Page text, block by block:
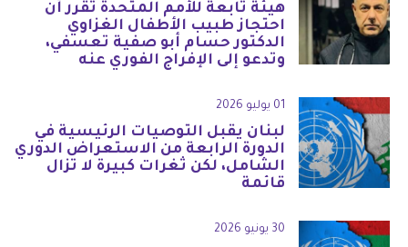
هيئة تابعة للأمم المتحدة تقرر أن
احتجاز طبيب الأطفال الغزاوي
الدكتور حسام أبو صفية تعسفي،
وتدعو إلى الإفراج الفوري عنه
01 يوليو 2026
لبنان يقبل التوصيات الرئيسية في
الدورة الرابعة من الاستعراض الدوري
الشامل، لكن ثغرات كبيرة لا تزال
قائمة
30 يونيو 2026